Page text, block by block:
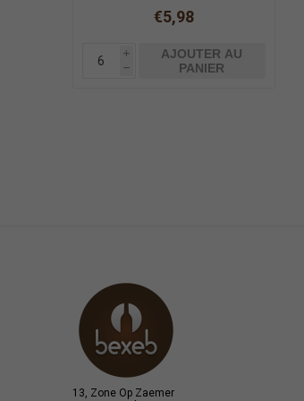
€5,98
i
h
AJOUTER AU
PANIER
13, Zone Op Zaemer